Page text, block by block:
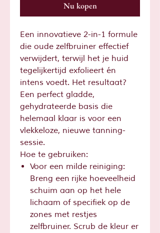
Nu kopen
Een innovatieve 2-in-1 formule
die oude zelfbruiner effectief
verwijdert, terwijl het je huid
tegelijkertijd exfolieert én
intens voedt. Het resultaat?
Een perfect gladde,
gehydrateerde basis die
helemaal klaar is voor een
vlekkeloze, nieuwe tanning-
sessie.
Hoe te gebruiken:
Voor een milde reiniging:
Breng een rijke hoeveelheid
schuim aan op het hele
lichaam of specifiek op de
zones met restjes
zelfbruiner. Scrub de kleur er